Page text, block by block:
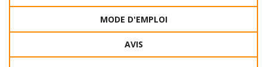
MODE D'EMPLOI
AVIS